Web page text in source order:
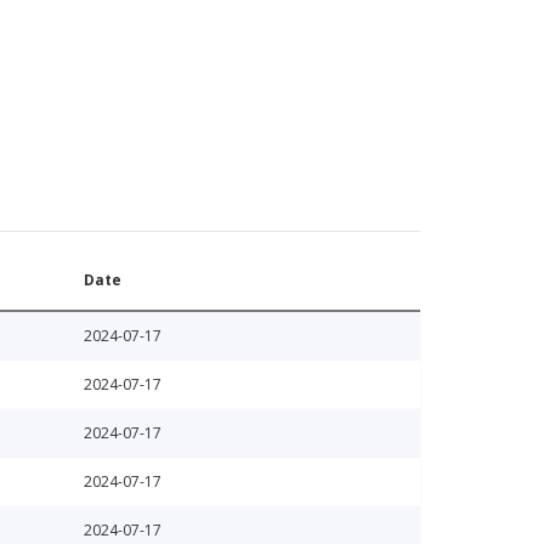
Date
2024-07-17
2024-07-17
2024-07-17
2024-07-17
2024-07-17